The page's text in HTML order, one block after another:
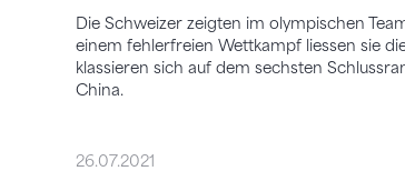
Die Schweizer zeigten im olympischen
einem fehlerfreien Wettkampf liessen sie
klassieren sich auf dem sechsten
China.
26.07.2021